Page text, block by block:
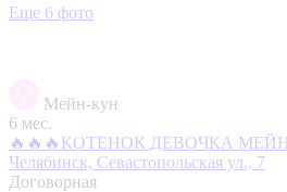
Еще 6 фото
Мейн-кун
6 мес.
🔥🔥🔥КОТЕНОК ДЕВОЧКА
Челябинск, Севастопольская ул., 7
Договорная